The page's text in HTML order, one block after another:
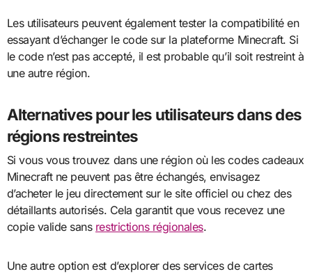
Les utilisateurs peuvent également tester la compatibilité en
essayant d’échanger le code sur la plateforme Minecraft. Si
le code n’est pas accepté, il est probable qu’il soit restreint à
une autre région.
Alternatives pour les utilisateurs dans des
régions restreintes
Si vous vous trouvez dans une région où les codes cadeaux
Minecraft ne peuvent pas être échangés, envisagez
d’acheter le jeu directement sur le site officiel ou chez des
détaillants autorisés. Cela garantit que vous recevez une
copie valide sans restrictions régionales.
Une autre option est d’explorer des services de cartes